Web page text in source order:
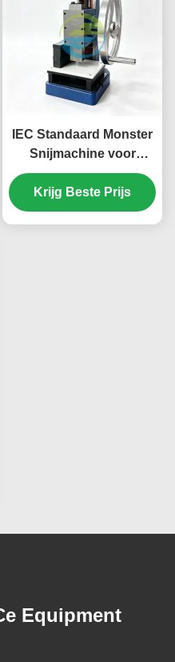
IEC Standaard Monster
Snijmachine voor
Rubber en
Kabelisolatiemateriaal
Testmonster
Krijg Beste Prijs
Equipment